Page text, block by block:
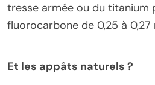
tresse armée ou du titanium
fluorocarbone de 0,25 à
Et les appâts naturels ?